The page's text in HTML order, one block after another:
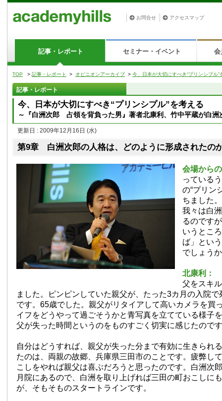
お問合せ アクセスマップ
記事・レポート セミナー・イベント 会
TOP > 記事・レポート > オピニオンアーカイブ > 今、日本が大切にすべき“プリンシプル”
記事・レポート
今、日本が大切にすべき“プリンシプル”を考える
～『白洲次郎 占領を背負った男』著者北康利、竹中平蔵が白洲
更新日 : 2009年12月16日 (水)
第9章 白洲次郎の人格は、どのように形成されたの
会場から
っている
の“プリン
ちました
我々は白
るのです
いうとこ
ば」とい
でしょう
北康利：
父をスキ
ました。ピンピンしていた親父が、たった3カ月の入院
です。65歳でした。親父がリタイアして高いカメラを買
イフをどうやって過ごそうかと青写真を立てている様子
父が失った時間というのをものすごく切実に感じたので
自分はどうすれば、親父が失った分まで有効に生きられ
たのは、両親の故郷、兵庫県三田市のことです。疲弊し
こしをやれば親父は喜ぶだろうと思ったのです。白洲次
月院にあるので、白洲を取り上げれば三田の町おこしに
が、そもそものスタートラインです。